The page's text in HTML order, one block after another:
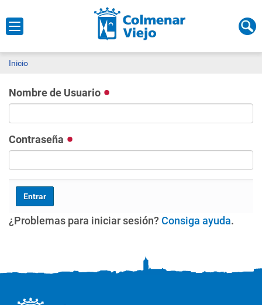
Inicio
Nombre de Usuario
Contraseña
¿Problemas para iniciar sesión? Consiga ayuda.